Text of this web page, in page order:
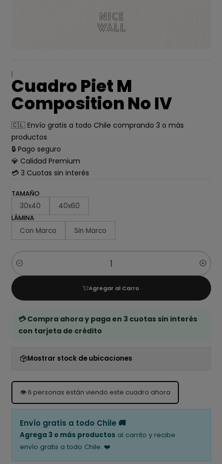
|
Cuadro Piet M
Composition No IV
🇨🇱 Envío gratis a todo Chile comprando 3 o más
productos
🔒 Pago seguro
💎 Calidad Premium
💳 3 Cuotas sin interés
TAMAÑO
30x40 40x60
LÁMINA
Con Marco Sin Marco
Cantidad
Agregar al Carro
💳 Compra ahora y paga en 3 cuotas sin interés
con tarjeta de crédito
Mostrar stock de ubicaciones
👁️ 6 personas están viendo este cuadro ahora
Envío gratis a todo Chile 🚚
Agrega 3 o más productos al carrito y recibe
envío gratis a todo Chile. ❤️